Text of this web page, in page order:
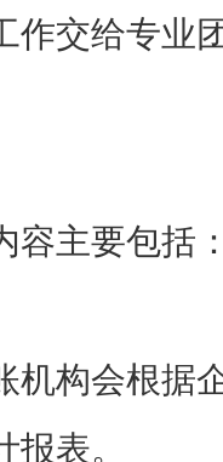
作交给专业
容主要包括
机构会根据
表。